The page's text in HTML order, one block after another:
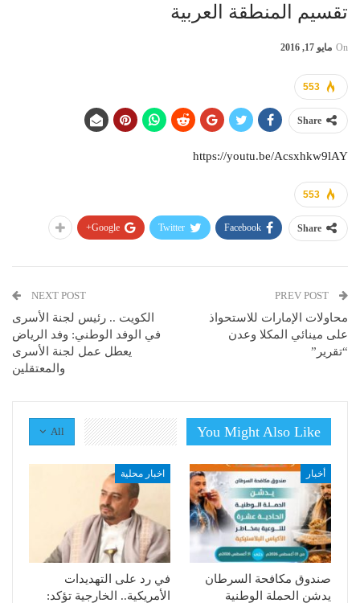
تقسيم المنطقة العربية
On مايو 17, 2016
553
Share
https://youtu.be/Acsxhkw9lAY
553
Share
Facebook
Twitter
Google+
محاولات الإمارات للاستحواذ
على مينائي المكلا وعدن
“تقرير”
NEXT POST
الكويت .. رئيس لجنة الأسرى
في الوفد الوطني: وفد الرياض
يعطل عمل لجنة الأسرى
والمعتقلين
All You Might Also Like
أخبار
صندوق مكافحة السرطان
يدشن الحملة الوطنية
اخبار محلية
في رد على التهديدات
الأمريكية.. الخارجية تؤكد: